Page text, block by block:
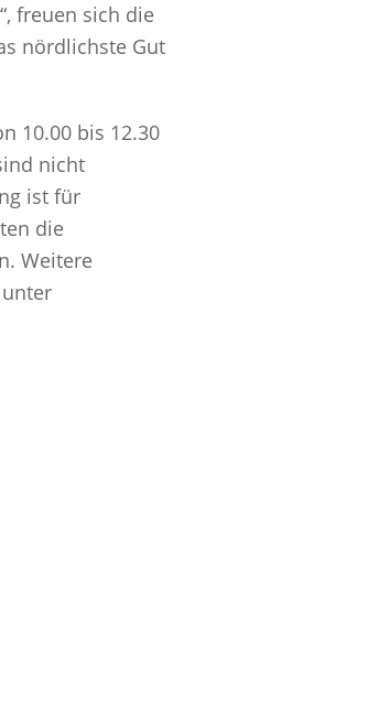
freuen sich die
nördlichste Gut
10.00 bis 12.30
nicht
ist für
die
Weitere